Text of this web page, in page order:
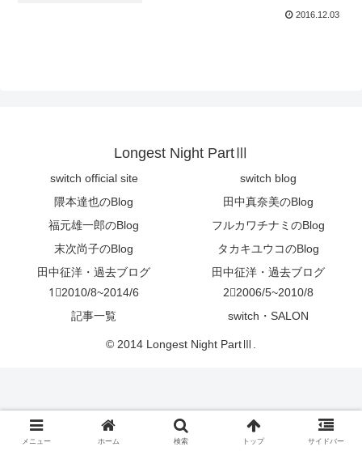
2016.12.03
Longest Night PartⅢ
switch official site
switch blog
隈本達也のBlog
田中真奈美のBlog
福元雄一郎のBlog
フルカワチナミのBlog
末次尚子のBlog
タカキユウコのBlog
田中征洋・過去ブログ
1⃣2010/8~2014/6
田中征洋・過去ブログ
2⃣2006/5~2010/8
記事一覧
switch・SALON
© 2014 Longest Night PartⅢ.
メニュー ホーム 検索 トップ サイドバー